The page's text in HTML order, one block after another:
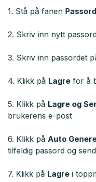
1. Stå på fanen Passord
2. Skriv inn nytt
3. Skriv inn passordet
4. Klikk på Lagre for å
5. Klikk på Lagre og
brukerens e-post
6. Klikk på Auto
tilfeldig passord og
7. Klikk på Lagre i